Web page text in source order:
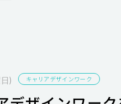
) キャリアデザインワーク